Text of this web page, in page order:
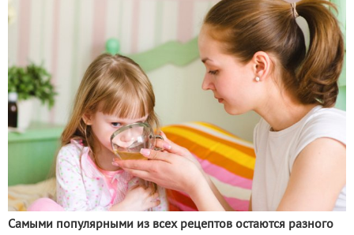
Самыми популярными из всех рецептов остаются разного